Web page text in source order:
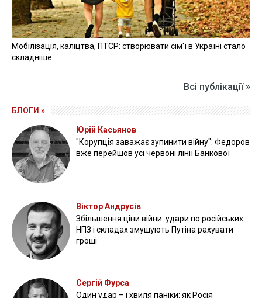
Мобілізація, каліцтва, ПТСР: створювати сім'ї в Україні стало
складніше
Всі публікації »
БЛОГИ »
Юрій Касьянов
"Корупція заважає зупинити війну": Федоров
вже перейшов усі червоні лінії Банкової
Віктор Андрусів
Збільшення ціни війни: удари по російських
НПЗ і складах змушують Путіна рахувати
гроші
Сергій Фурса
Один удар – і хвиля паніки: як Росія